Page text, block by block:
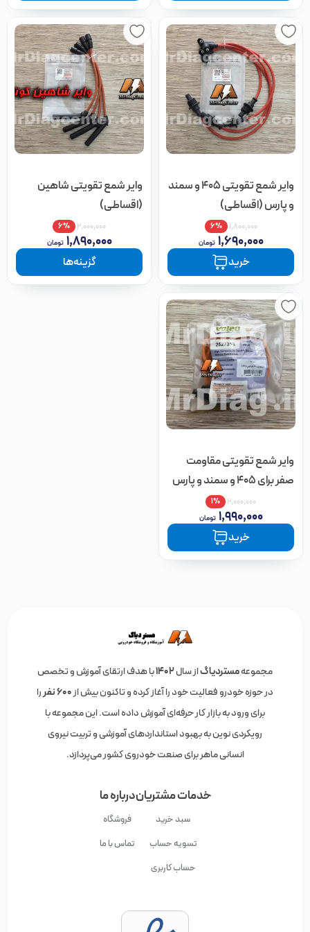
وایر شمع تقویتی 405 و سمند
و پارس (اقساطی)
۶% ۱,۸۰۰,۰۰۰
۱,۶۹۰,۰۰۰ تومان
خرید
وایر شمع تقویتی شاهین
(اقساطی)
۶% ۲,۰۰۰,۰۰۰
۱,۸۹۰,۰۰۰ تومان
گزینه‌ها
وایر شمع تقویتی مقاومت
صفر برای 405 و سمند و پارس
(اقساطی)
۱% ۲,۰۰۰,۰۰۰
۱,۹۹۰,۰۰۰ تومان
خرید
مجموعهمستردیاگاز سال۱۴۰۲با هدف ارتقای آموزش و تخصص
در حوزه خودرو فعالیت خود را آغاز کرده و تاکنون بیش از600 نفر
را
برای ورود به بازار کار حرفه‌ای آموزش داده است. این مجموعه با
رویکردی نوین به بهبود استانداردهای آموزشی و تربیت نیروی
انسانی ماهر برای صنعت خودروی کشور می‌پردازد.
خدمات مشتریان
سبد خرید
تسویه حساب
حساب کاربری
درباره ما
فروشگاه
تماس با ما